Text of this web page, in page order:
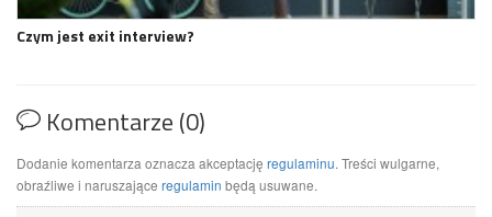
Czym jest exit interview?
Komentarze (0)
Dodanie komentarza oznacza akceptację regulaminu. Treści wulgarne,
obraźliwe i naruszające regulamin będą usuwane.